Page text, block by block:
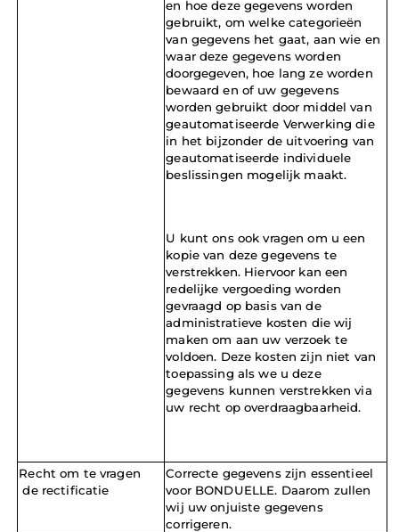
en hoe deze gegevens worden
gebruikt, om welke categorieën
van gegevens het gaat, aan wie en
waar deze gegevens worden
doorgegeven, hoe lang ze worden
bewaard en of uw gegevens
worden gebruikt door middel van
geautomatiseerde Verwerking die
in het bijzonder de uitvoering van
geautomatiseerde individuele
beslissingen mogelijk maakt.
U kunt ons ook vragen om u een
kopie van deze gegevens te
verstrekken. Hiervoor kan een
redelijke vergoeding worden
gevraagd op basis van de
administratieve kosten die wij
maken om aan uw verzoek te
voldoen. Deze kosten zijn niet van
toepassing als we u deze
gegevens kunnen verstrekken via
uw recht op overdraagbaarheid.
Recht om te vragen
de rectificatie
Correcte gegevens zijn essentieel
voor BONDUELLE. Daarom zullen
wij uw onjuiste gegevens
corrigeren.